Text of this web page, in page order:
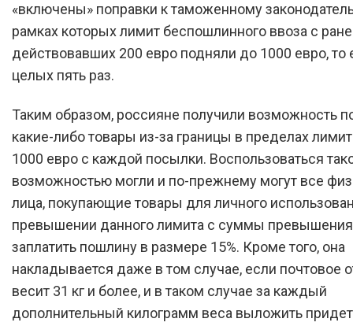
«включены» поправки к таможенному
рамках которых лимит беспошлинного ввоза с
действовавших 200 евро подняли до 1000 евро, то
целых пять раз.
Таким образом, россияне получили возможность
какие-либо товары из-за границы в пределах
1000 евро с каждой посылки. Воспользоваться
возможностью могли и по-прежнему могут все
лица, покупающие товары для личного
превышении данного лимита с суммы превышения
заплатить пошлину в размере 15%. Кроме того, она
накладывается даже в том случае, если почтовое
весит 31 кг и более, и в таком случае за каждый
дополнительный килограмм веса выложить